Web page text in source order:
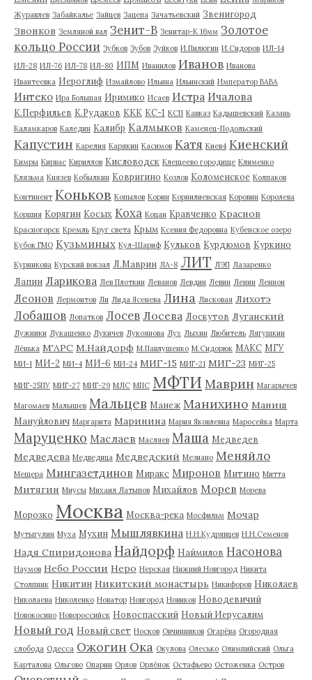
Журавлев Забайкалье Зайцев Зацепа Зачатьевский Звенигород
Звонков Земляной вал Зенит-В Зенитар-К 16мм Золотое
кольцо России Зубков Зубов Зуйков И.Пилюгин И.Сидоров ИЛ-14
ИЛ-28 ИЛ-76 ИЛ-78 ИЛ-80 ИПМ Иванилов Иванов Иванова
Ивантеевка Иероглиф Измайлово Ильина Ильинский Император ВАВА
Интеко Ира Большая Иримико Исаев Истра Ичалова
К.Перфильев К.Рудаков ККК КС-1 КСП Кавказ Кадышевский Казань
Каламкаров Каледин Калибр Калмыков Каменец-Подольский
Капустин Карелия Карякин Касимов Катя Киев4 Киенский
Кимры Кирвас Кириллов Кисловодск Клещеево городище Клименко
Клязьма Князев Кобылкин Ковригино Козлов Коломенское Колпаков
Континент Коньков Копылов Корин Корнилиевская Коровин Королева
Коршия Корягин Косых Коха Коцан Кравченко Краснов
Красногорск Кремль Круг света Крым Ксения Федоровна Кубенское озеро
Кубок ГМО Кузьминых Кул-Шариф Кульков Курдюмов Куркино
Курникова Курский вокзал Л.Маврин ЛА-8 ЛИТ ЛЭП Лазаренко
Лапин Ларикова Лев Плоткин Леванов Левдин Левин Ленин Леннон
Леонов Лермонтов Ли Лида Ясенева Лина Лисковая Лихотэ
Лобашов Лопатков Лосев Лосева Лоскутов Луганский
Лужники Лукашенко Лукичев Лукоянова Лух Лыхин Любитель Лягушкин
Лёнька М'АРС М.Найдорф М.Павлушенко М.Сидорюк МАКС МГУ
МИ-1 МИ-2 МИ-4 МИ-6 МИ-24 МИГ-15 МИГ-21 МИГ-23 МИГ-25
МИГ-25ПУ МИГ-27 МИГ-29 МЛС МПС МФТИ Маврин Магарычев
Магомаев Малышев Мальцев Манеж Манихино Маниш
Мануйлович Маргарита Маринина Мария Яковлевна Маросейка Марта
Маруценко Маслаев Масляев Маша Медведев
Медведева Медведица Медведский Мезиано Меняйло
Мещера Мингазетдинов Миракс Миронов Митино Митта
Митягин Миусы Михаил Латыпов Михайлов Морев Морева
Морозко Москва Москва-река Мосфильм Мочар
Мутыгулин Муха Мухин Мышлявкина Н.Н.Кудрявцев Н.Н.Семенов
Надя Спиридонова Найдорф Наймилов Насонова
Наумов Небо России Неро Нерская Нижний Новгород Никита
Столпник Никитин Никитский монастырь Никифоров Николаев
Николаева Николенко Новатор Новгород Новиков Новодевичий
Новокосино Новороссийск Новоспасский Новый Иерусалим
Новый год Новый свет Носков Овчинников Огарёва Огородная
слобода Одесса Ожогин Ока Окулова Олесько Олимпийский Ольга
Карталова Ольгово Опарин Орлов Орлёнок Остафьево Остоженка Остров